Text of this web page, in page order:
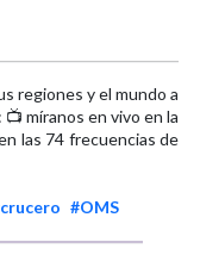
regiones y el mundo a
míranos en vivo en la
las 74 frecuencias de
#OMS